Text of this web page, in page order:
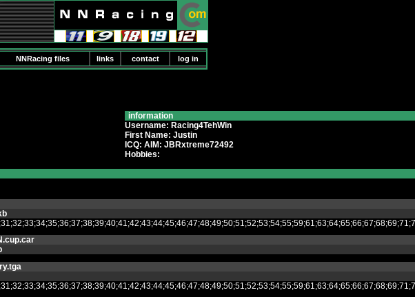
NNRacing files links contact log in
information
Username: Racing4TehWin
First Name: Justin
ICQ: AIM: JBRxtreme72492
Hobbies: